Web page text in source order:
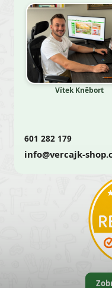
Vítek Kněbort
601 282 179
info@vercajk-